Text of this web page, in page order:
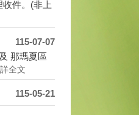
115-07-07
那瑪夏區
詳全文
115-05-21
115-05-15